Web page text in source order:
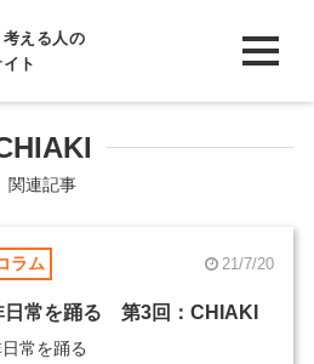
える人の
ト
関連記事
ラム 21/7/20
日常を踊る 第3回：CHIAKI
常を踊る